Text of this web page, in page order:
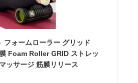
フォームローラー グリッド
Foam Roller GRID ストレッ
ッサージ 筋膜リリース